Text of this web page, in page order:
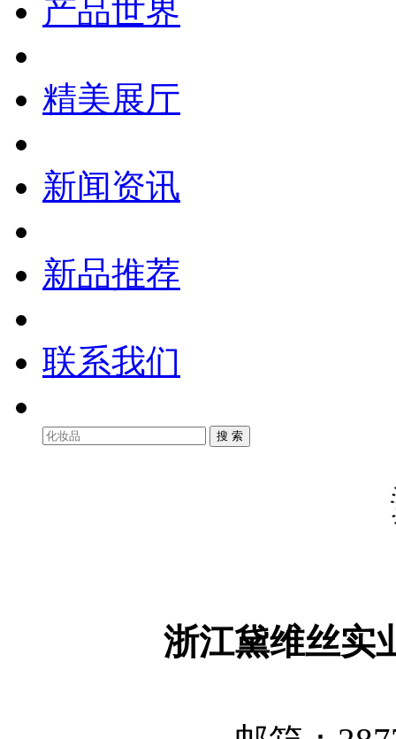
产品世界
精美展厅
新闻资讯
新品推荐
联系我们
浙江黛维丝实